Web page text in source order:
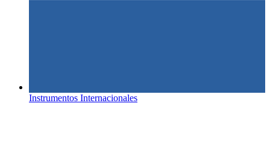
Instrumentos Internacionales